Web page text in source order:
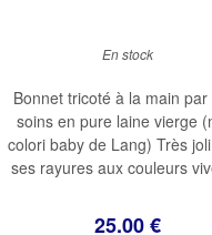
25.00€
En stock
Bonnet tricoté à la main par
soins en pure laine vierge
colori baby de Lang) Très
ses rayures aux couleurs
qui couvre bien les oreilles